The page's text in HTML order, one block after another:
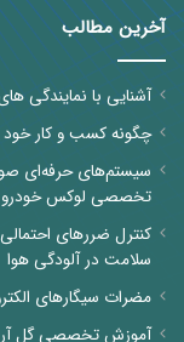
آخرین مطالب
آشنایی با نمایندگی
چگونه کسب و کار خود
سیستم‌های حرفه‌ای
تخصصی لوکس خودرو
کنترل ضررهای
سلامت در آلودگی هوا
مضرات سیگارهای
آموزش تخصصی گل